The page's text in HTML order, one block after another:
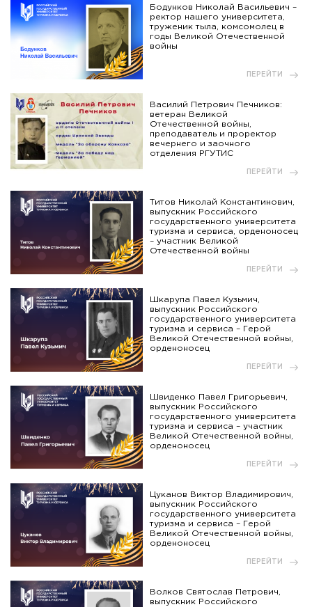
Бодунков Николай Васильевич –
ректор нашего университета,
труженик тыла, комсомолец в
годы Великой Отечественной
войны
ПЕРЕЙТИ
Василий Петрович Печников:
ветеран Великой
Отечественной войны,
преподаватель и проректор
вечернего и заочного
отделения РГУТИС
ПЕРЕЙТИ
Титов Николай Константинович,
выпускник Российского
государственного университета
туризма и сервиса, орденоносец
– участник Великой
Отечественной войны
ПЕРЕЙТИ
Шкарупа Павел Кузьмич,
выпускник Российского
государственного университета
туризма и сервиса – Герой
Великой Отечественной войны,
орденоносец
ПЕРЕЙТИ
Швиденко Павел Григорьевич,
выпускник Российского
государственного университета
туризма и сервиса – участник
Великой Отечественной войны,
орденоносец
ПЕРЕЙТИ
Цуканов Виктор Владимирович,
выпускник Российского
государственного университета
туризма и сервиса – Герой
Великой Отечественной войны,
орденоносец
ПЕРЕЙТИ
Волков Святослав Петрович,
выпускник Российского